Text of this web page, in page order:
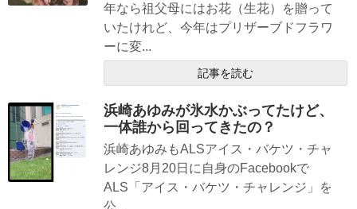
年なら祖父母にはお花（生花）を贈って
いたけれど、今年はプリザーブドフラワ
ーに変...
記事を読む
浜崎あゆみが氷水かぶってたけど、
一体誰から回ってきたの？
浜崎あゆみもALSアイス・バケツ・チャ
レンジ8月20日に自身のFacebookで
ALS「アイス・バケツ・チャレンジ」を